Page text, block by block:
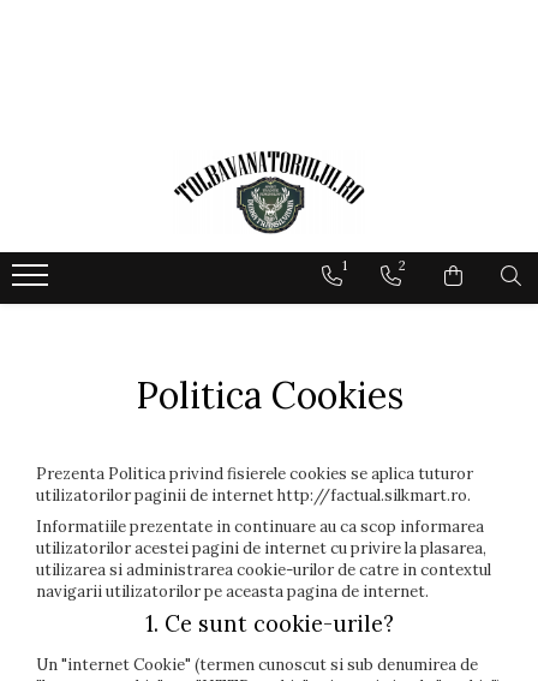
1 2
Politica Cookies
Prezenta Politica privind fisierele cookies se aplica tuturor
utilizatorilor paginii de internet http://factual.silkmart.ro.
Informatiile prezentate in continuare au ca scop informarea
utilizatorilor acestei pagini de internet cu privire la plasarea,
utilizarea si administrarea cookie-urilor de catre in contextul
navigarii utilizatorilor pe aceasta pagina de internet.
1. Ce sunt cookie-urile?
Un "internet Cookie" (termen cunoscut si sub denumirea de